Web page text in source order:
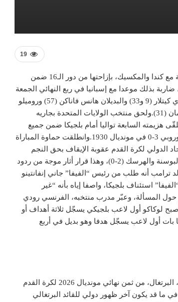
19
أحبطت بلجيكا طموح الولايات المتحدة المضيفة بالشراكة مع كندا والمكسيك، بإزاحتها من دور الـ16 ضمن
سياتل الأميركية، ضاربة بذلك موعدا مع إسبانيا في ربع النهائي الجمعة
في إنغلوود (لوس أنجليس). وسجّل أهداف بلجيكا شارل دي كيتلار (9 و33) والبديلان هانس فاناكن (57) وروميلو
لوكاكو (90+3)، مقابل هدف أميركي حمل توقيع مالك تيلمان (31). ولحق منتخب الولايات المتحدة بجاريه
هزيمته السابعة تواليا أمام بلجيكا ضمن جميع
المسابقات، وذلك منذ فوزه الأول والوحيد على نظيره الأوروبي 3-0 في مونديال 1930. وانطلقت حماوة المباراة
الدولي لكرة القدم عقوبة الإيقاف بحق النجم
الأميركي فولارين بالوغون الذي تلقّى بطاقة حمراء أمام البوسنة والهرسك (2-0)، وهذا قرار أثار موجة من ردود
ترامب أنه طلب من رئيس “الفيفا” جاني إنفانتينو
استئناف بلجيكا، واصفا إياه بأنه “غير
حول المسألة، وعبّر مدرب منتخبه، الفرنسي رودي
لوكاكو أول لاعب بلجيكي يسجّل ثلاثة أهداف أو
من نسخة من كأس العالم (2018 و2026. كما بات أول لاعب يسجّل هدفا وهو بديل في أربع
وأقصت إسبانيا بطلة العالم 2010 وبطلة أوروبا أربع مرات، البرتغال، من ثمن نهائي مونديال 2026 لكرة القدم
في ما قد يكون آخر ظهور دولي للقائد البرتغالي